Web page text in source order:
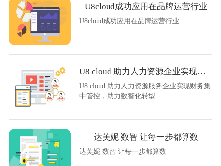
U8cloud成功应用在品牌运营行业
U8cloud成功应用在品牌运营行业
U8 cloud 助力人力资源企业实现财务集中管控
U8 cloud 助力人力资源服务企业实现财务集
中管控，助力数智化转型
达芙妮 数智 让每一步都算数
达芙妮 数智 让每一步都算数